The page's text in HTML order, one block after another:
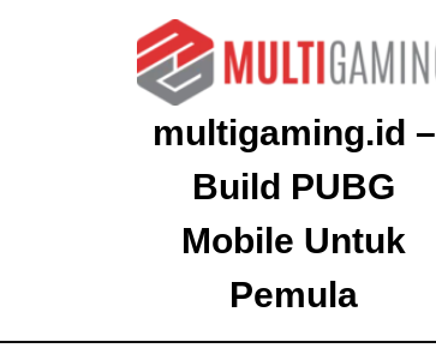
multigaming.id –
Build PUBG
Mobile Untuk
Pemula